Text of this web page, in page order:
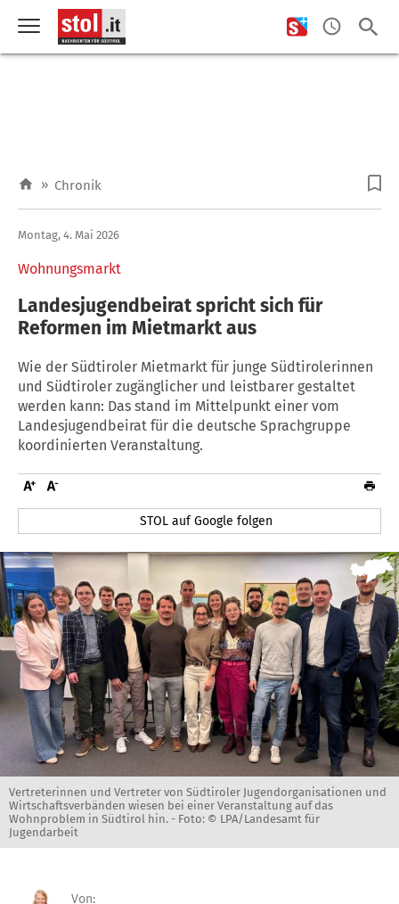
» Chronik
Wohnungsmarkt
Montag, 4. Mai 2026
Landesjugendbeirat spricht sich für
Reformen im Mietmarkt aus
Wie der Südtiroler Mietmarkt für junge Südtirolerinnen
und Südtiroler zugänglicher und leistbarer gestaltet
werden kann: Das stand im Mittelpunkt einer vom
Landesjugendbeirat für die deutsche Sprachgruppe
koordinierten Veranstaltung.
STOL auf Google folgen
Vertreterinnen und Vertreter von Südtiroler Jugendorganisationen und
Wirtschaftsverbänden wiesen bei einer Veranstaltung auf das
Wohnproblem in Südtirol hin. - Foto: © LPA/Landesamt für
Jugendarbeit
Von: